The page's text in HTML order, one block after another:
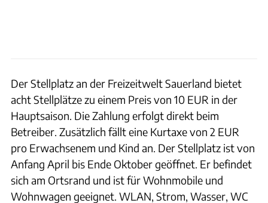
Der Stellplatz an der Freizeitwelt Sauerland bietet
acht Stellplätze zu einem Preis von 10 EUR in der
Hauptsaison. Die Zahlung erfolgt direkt beim
Betreiber. Zusätzlich fällt eine Kurtaxe von 2 EUR
pro Erwachsenem und Kind an. Der Stellplatz ist von
Anfang April bis Ende Oktober geöffnet. Er befindet
sich am Ortsrand und ist für Wohnmobile und
Wohnwagen geeignet. WLAN, Strom, Wasser, WC